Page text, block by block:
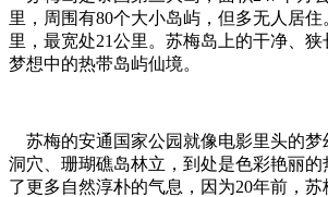
里，周围有80个大小岛屿，但多无人居
里，最宽处21公里。苏梅岛上的干净、狭
梦想中的热带岛屿仙境。
苏梅的安通国家公园就像电影里头的梦
洞穴、珊瑚礁岛林立，到处是色彩艳丽的
了更多自然淳朴的气息，因为20年前，